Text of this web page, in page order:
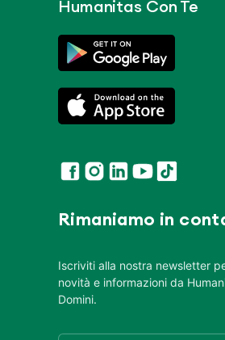
Humanitas Con Te
Rimaniamo in
Iscriviti alla nostra newsletter
novità e informazioni da
Domini.